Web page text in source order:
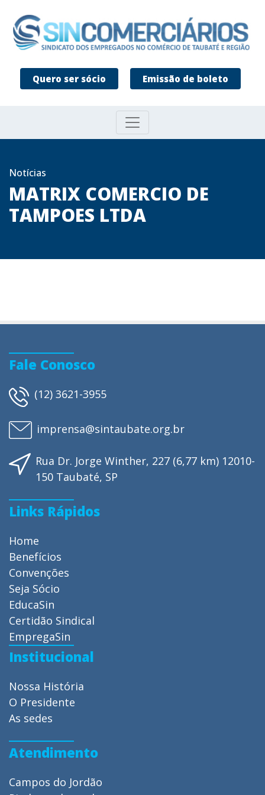
Quero ser sócio Emissão de boleto
Notícias
MATRIX COMERCIO DE
TAMPOES LTDA
Fale Conosco
(12) 3621-3955
imprensa@sintaubate.org.br
Rua Dr. Jorge Winther, 227 (6,77 km) 12010-
150 Taubaté, SP
Links Rápidos
Home
Benefícios
Convenções
Seja Sócio
EducaSin
Certidão Sindical
EmpregaSin
Institucional
Nossa História
O Presidente
As sedes
Atendimento
Campos do Jordão